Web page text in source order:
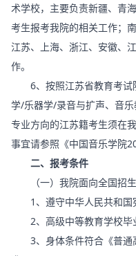
术学校，主要负责新疆、青
考生报考我院的相关工作；
江苏、上海、浙江、安徽、
作。
6、按照江苏省教育考试
学/乐器学/录音与扩声、音
专业方向的江苏籍考生须在
事宜请参照《中国音乐学院
二、报考条件
（一）我院面向全国招生
1、遵守中华人民共和国
2、高级中等教育学校毕
3、身体条件符合《普通